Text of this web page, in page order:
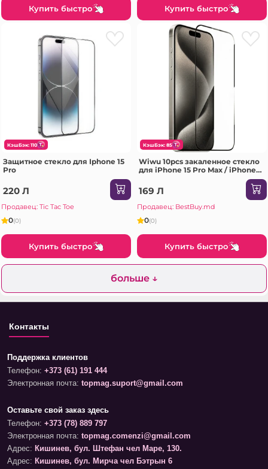
Купить быстро Купить быстро
КэшБэк: 110
Защитное стекло для Iphone 15
Pro
220 Л
Продавец: Tic Tac Toe
0(0)
Купить быстро
КэшБэк: 85
Wiwu 10pcs закаленное стекло
для iPhone 15 Pro Max / iPhone
Защитное стекло
169 Л
Продавец: BestBuy.md
0(0)
Купить быстро
больше ↓
Контакты
Поддержка клиентов
Телефон: +373 (61) 191 444
Электронная почта: topmag.suport@gmail.com
Оставьте свой заказ здесь
Телефон: +373 (78) 889 797
Электронная почта: topmag.comenzi@gmail.com
Адрес: Кишинев, бул. Штефан чел Маре, 130.
Адрес: Кишинев, бул. Мирча чел Бэтрын 6